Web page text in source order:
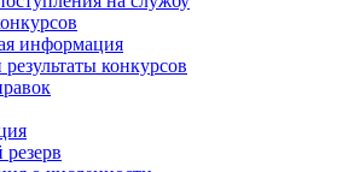
информация
конкурсов